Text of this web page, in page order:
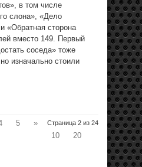
в том числе
слона», «Дело
«Обратная сторона
вместо 149. Первый
соседа» тоже
изначально стоили
Страница 2 из 24
5
»
10
20